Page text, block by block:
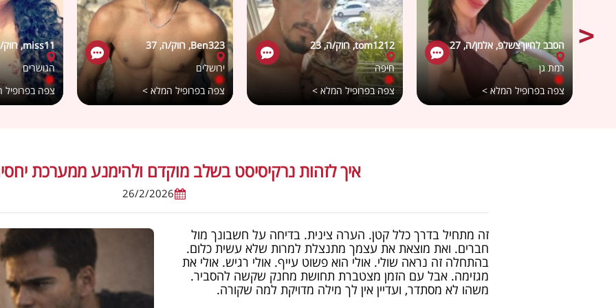
miss11, רווק/ה, 36
הגושרים
צפה
Ben323, רווק/ה, 37
ירושלים
צפה בפרופיל המלא >
tom1212, רווק/ה, 23
חיפה
צפה בפרופיל המלא >
הסבב לחיוךצשלפ, אלמן/ה, 27
רמת גן
צפה בפרופיל המלא >
איך לזהות נרקיסיסט בשלב מוקדם ולהימנע ממערכת
26/2/2026
זה מתחיל בדרך כלל קטן. הערה צינית. בדיחה על חשבונך מול
חברים. ואת מוצאת את עצמך מתנצלת למרות שלא עשית כלום.
בהתחלה זה נראה שולי. אולי הוא פשוט עייף. אולי רגיש. אולי את
מגזימה. אבל עם הזמן מצטברת תחושת מחנק שקשה להסביר.
משהו לא מסתדר, ועדיין אין לך מילה מדויקת למה שקורה.